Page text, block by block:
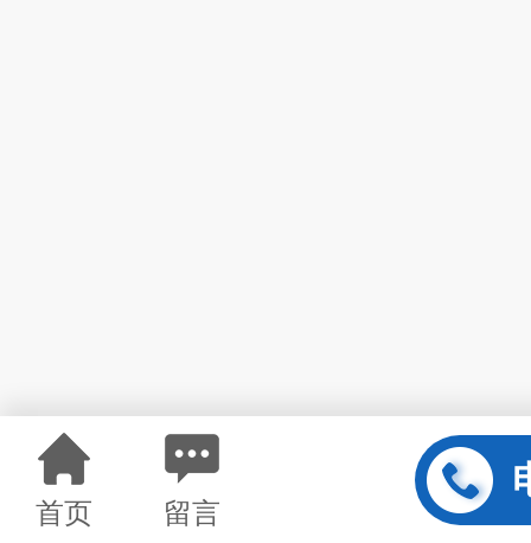
首页 留言